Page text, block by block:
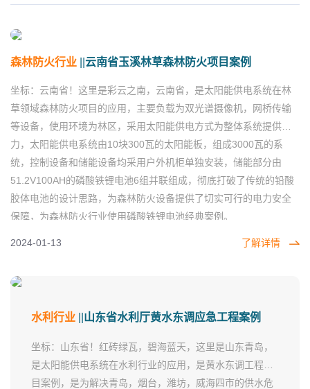
云南省
贵州省高速公路视频监控加密项
目案例
云南省
云南省红河州林草森林防火项目
案例
云南省
云南省长江经济带农业面污染源
北京市 北京市京张铁路项目案例
森林防火行业 云南省玉溪林草森林防火项目案例
坐标：云南省！这里是彩云之南，云南省，是太阳能供电系统在林
草领域森林防火项目的应用，主要负载为双光谱摄像机，网桥传输
等设备，使用环境为林区，采用太阳能供电方式为整体系统提供电
力，太阳能供电系统由10块300瓦的太阳能板，组成3000瓦的系
统，控制设备和储能设备均采用户外机柜单独安装，储能部分由
51.2V100AH的磷酸铁锂电池6组并联组成，彻底打破了传统的铅酸
胶体电池的设计思路，为森林防火设备提供了切实可行的电力安全
保障，为森林防火行业使用磷酸铁锂电池经典案例。
2024-01-13 了解详情
水利行业 山东省水利厅黄水东调应急工程案例
坐标：山东省！红砖绿瓦，碧海蓝天，这里是山东青岛，
是太阳能供电系统在水利行业的应用，是黄水东调工程项
目案例，是为解决青岛，烟台，潍坊，威海四市的供水危